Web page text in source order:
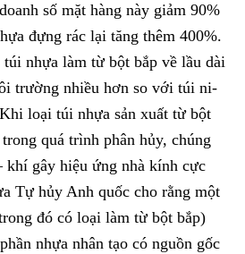
số mặt hàng này giảm 90%
đựng rác lại tăng thêm 400%.
nhựa làm từ bột bắp về lầu dài
trường nhiều hơn so với túi ni-
loại túi nhựa sản xuất từ bột
quá trình phân hủy, chúng
khí gây hiệu ứng nhà kính cực
Tự hủy Anh quốc cho rằng một
đó có loại làm từ bột bắp)
nhựa nhân tạo có nguồn gốc